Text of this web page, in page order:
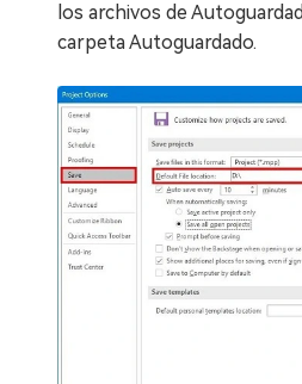
los archivos de
carpeta Autoguardado.